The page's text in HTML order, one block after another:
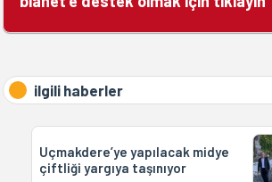
ilgili haberler
Uçmakdere’ye yapılacak midye
çiftliği yargıya taşınıyor